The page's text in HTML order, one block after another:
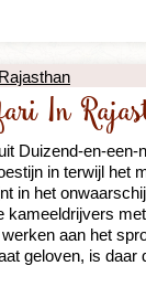
In
Duizend-en-een-
in terwijl het
in het
kameeldrijvers
aan het
geloven, is daar